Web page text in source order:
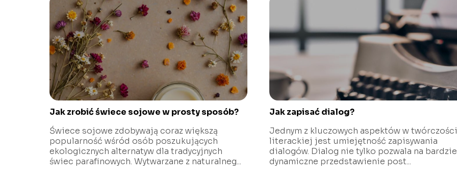
Jak zrobić świece sojowe w prosty sposób?
Świece sojowe zdobywają coraz większą
popularność wśród osób poszukujących
ekologicznych alternatyw dla tradycyjnych
świec parafinowych. Wytwarzane z naturalneg...
Jak zapisać dialog?
Jednym z kluczowych aspektów w
literackiej jest umiejętność zapisywania
dialogów. Dialog nie tylko pozwala na
dynamiczne przedstawienie post...